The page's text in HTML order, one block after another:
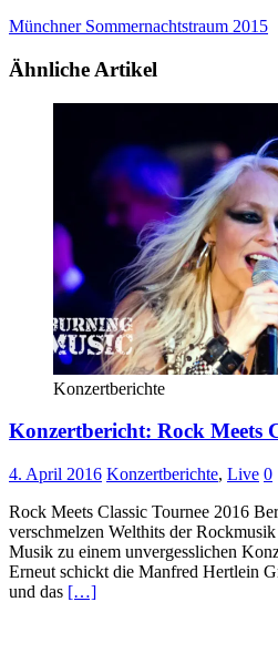
Münchner Sommernachtstraum 2015
Ähnliche Artikel
Konzertberichte
Konzertbericht: Rock Meets
4. April 2016 Konzertberichte, Live 0
Rock Meets Classic Tournee 2016
verschmelzen Welthits der
Musik zu einem unvergesslichen
Erneut schickt die Manfred Hertlein
und das […]